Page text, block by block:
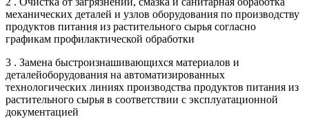
механических деталей и узлов оборудования по производству
продуктов питания из растительного сырья согласно
графикам профилактической обработки
3 . Замена быстроизнашивающихся материалов и
деталейоборудования на автоматизированных
технологических линиях производства продуктов питания из
растительного сырья в соответствии с эксплуатационной
документацией